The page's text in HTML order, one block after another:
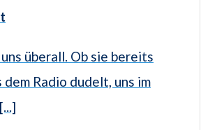
überall. Ob sie bereits
Radio dudelt, uns im